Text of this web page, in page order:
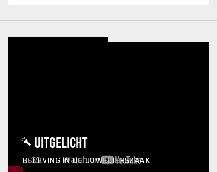
UITGELICHT
BELEVING IN DE JUWELIERSZAAK